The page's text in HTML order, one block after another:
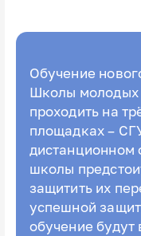
Обучение
Школы молодых
проходить на
площадках –
школы
защитить их
успешной
обучение